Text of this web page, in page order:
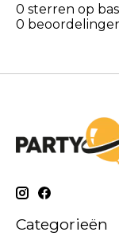
0 sterren op
0
Categorieën